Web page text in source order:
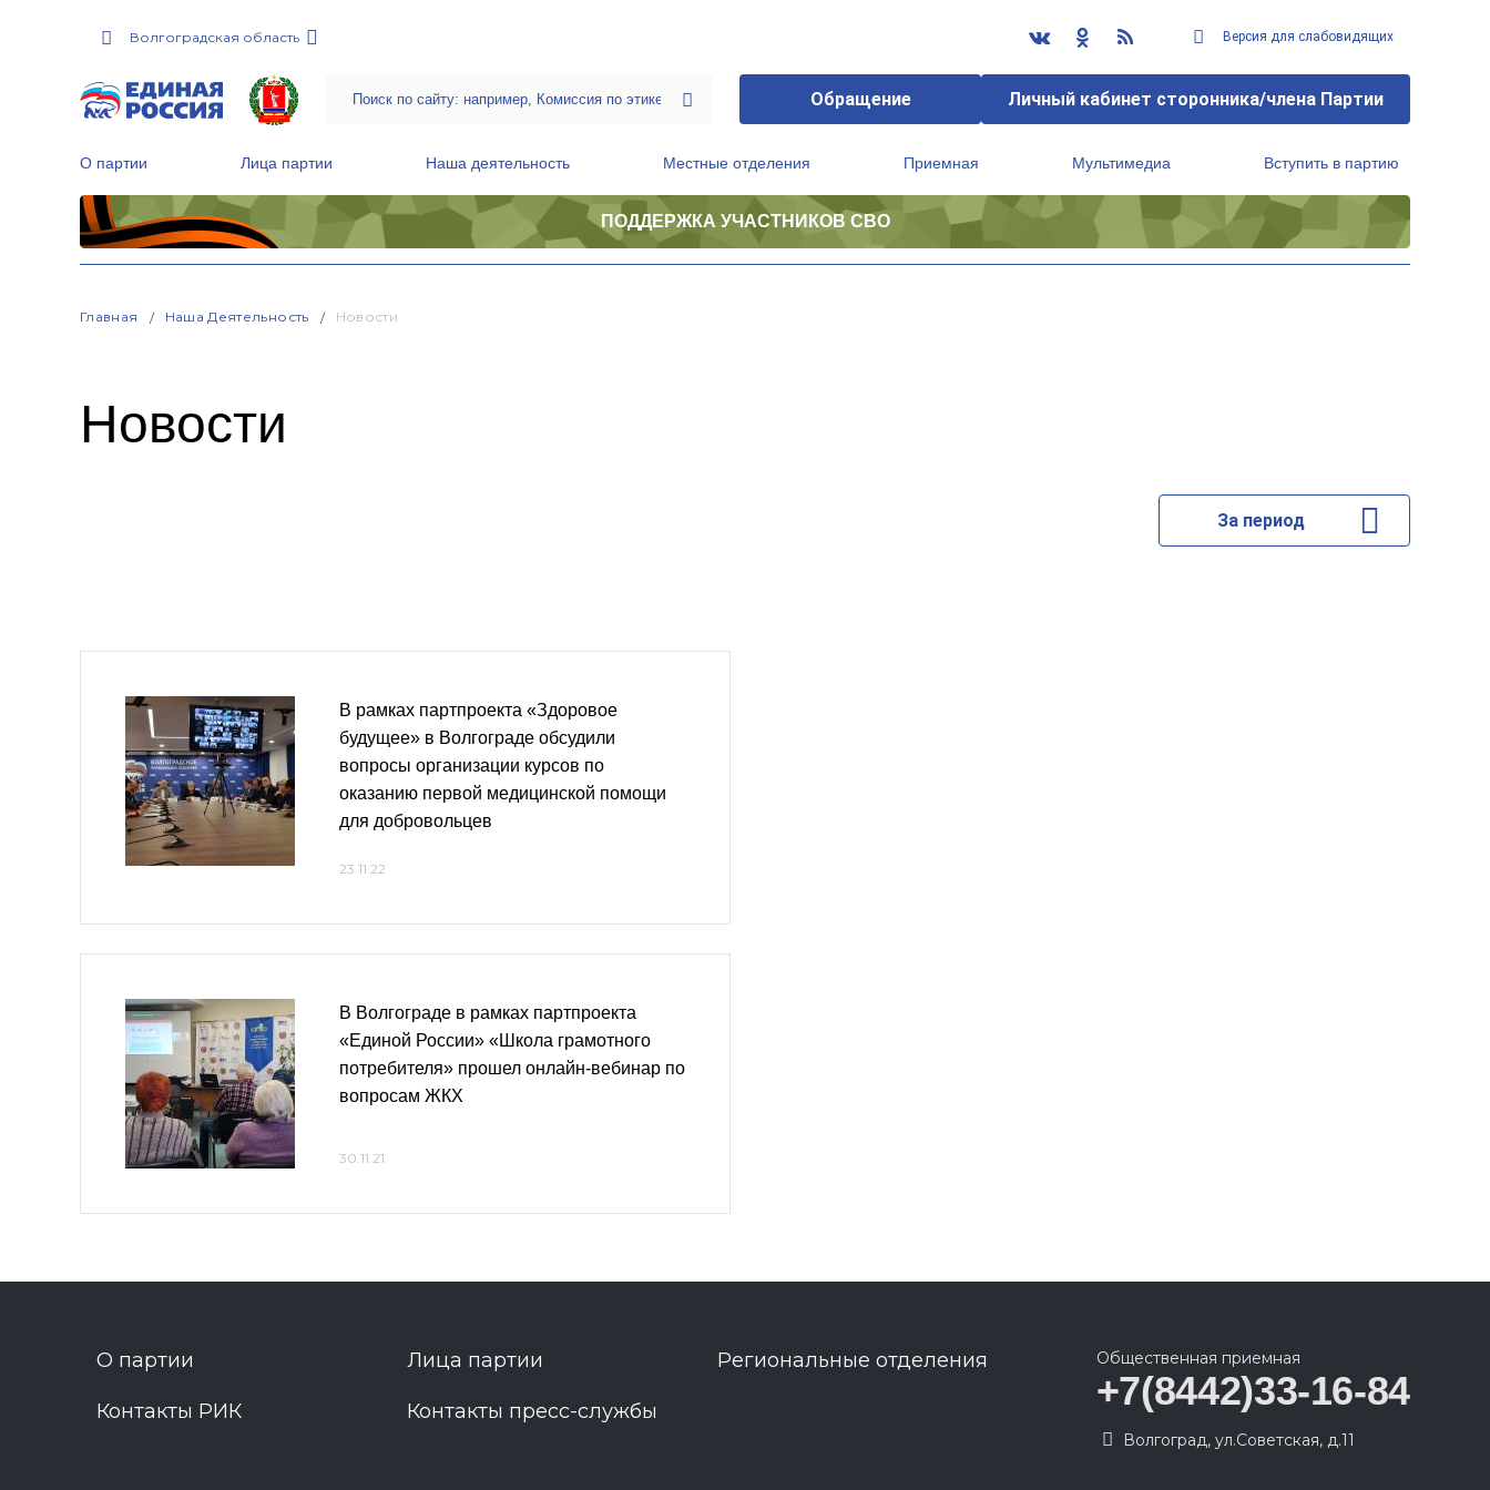
Волгоградская область Версия для слабовидящих
Обращение Личный кабинет сторонника/члена Партии
О партии Лица партии Наша деятельность Местные отделения Приемная Мультимедиа Вступить в партию
ПОДДЕРЖКА УЧАСТНИКОВ СВО
Главная Наша Деятельность Новости
Новости
За период
В рамках партпроекта «Здоровое
будущее» в Волгограде обсудили
вопросы организации курсов по
оказанию первой медицинской помощи
для добровольцев
23.11.22
В Волгограде в рамках партпроекта
«Единой России» «Школа грамотного
потребителя» прошел онлайн-вебинар по
вопросам ЖКХ
30.11.21
О партии Лица партии Региональные отделения
Контакты РИК Контакты пресс-службы
Общественная приемная
+7(8442)33-16-84
Волгоград, ул.Советская, д.11